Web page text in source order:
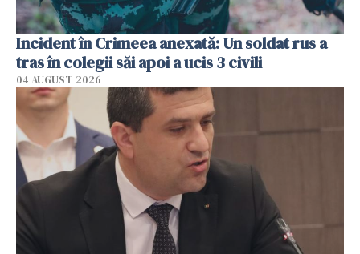
Incident în Crimeea anexată: Un soldat rus a
tras în colegii săi apoi a ucis 3 civili
04 AUGUST 2026